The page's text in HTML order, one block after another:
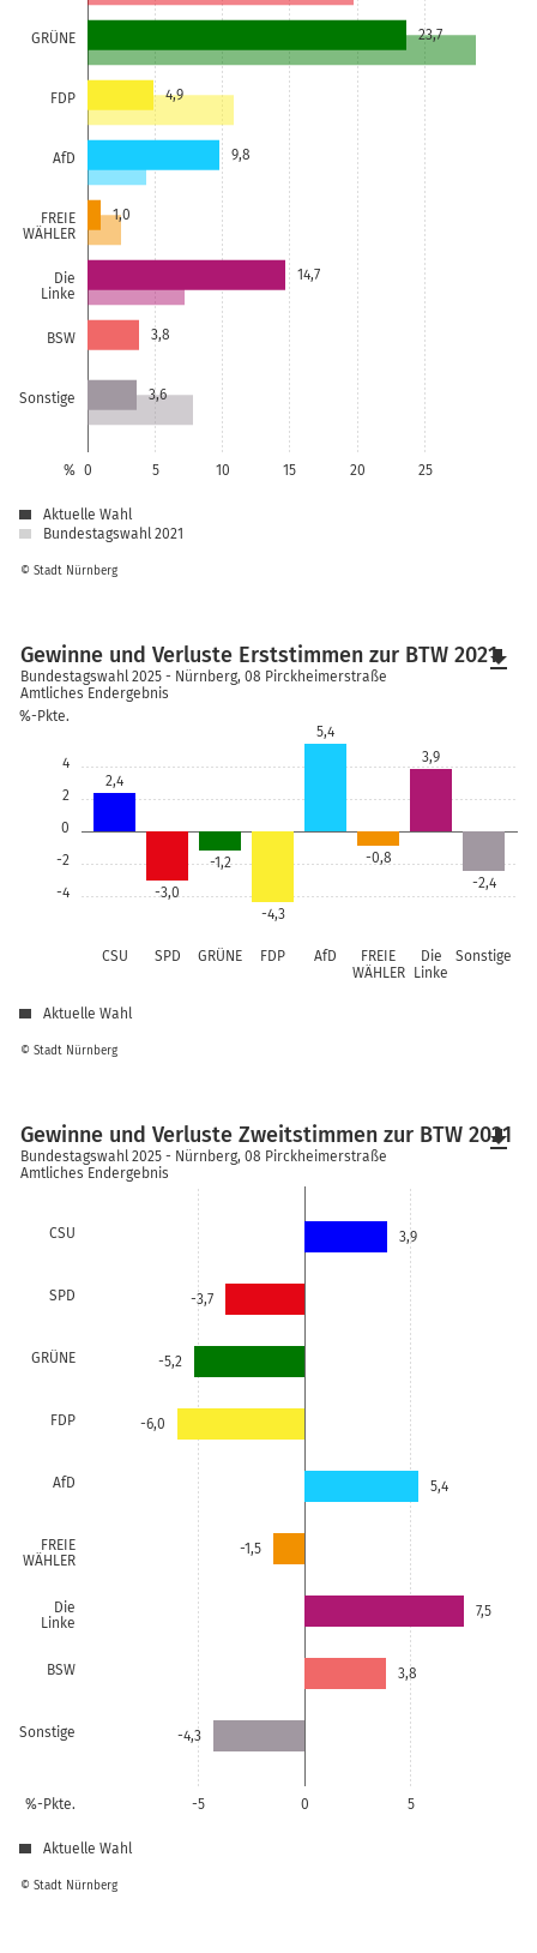
GRÜNE
FDP
AfD
FREIE
WÄHLER
Die
Linke
BSW
Sonstige
0 5 10 15 20 25
%
23,7
4,9
9,8
1,0
14,7
3,8
3,6
© Stadt Nürnberg
Aktuelle Wahl
Bundestagswahl 2021
-4
-2
0
2
4
%-Pkte.
CSU SPD GRÜNE FDP AfD
FREIE
WÄHLER
Die
Linke
Sonstige
2,4
-3,0
-1,2
-4,3
5,4
-0,8
3,9
-2,4
© Stadt Nürnberg
Gewinne und Verluste Erststimmen zur BTW 2021
Bundestagswahl 2025 - Nürnberg, 08 Pirckheimerstraße
Amtliches Endergebnis
Aktuelle Wahl
file_download
CSU
SPD
GRÜNE
FDP
AfD
FREIE
WÄHLER
Die
Linke
BSW
Sonstige
-5 0 5
%-Pkte.
3,9
-3,7
-5,2
-6,0
5,4
-1,5
7,5
3,8
-4,3
© Stadt Nürnberg
Gewinne und Verluste Zweitstimmen zur BTW 2021
Bundestagswahl 2025 - Nürnberg, 08 Pirckheimerstraße
Amtliches Endergebnis
Aktuelle Wahl
file_download